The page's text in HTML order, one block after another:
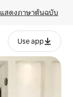
แสดงภาษาต้นฉบับ
Use app